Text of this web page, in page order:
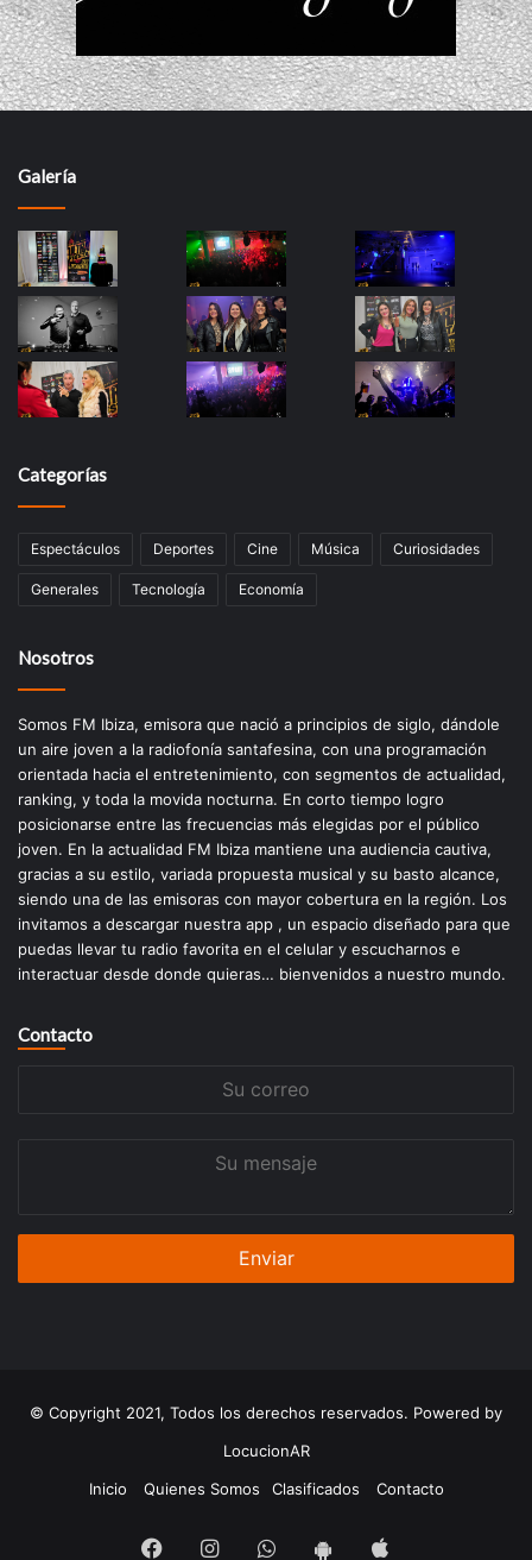
Galería
Categorías
Espectáculos Deportes Cine Música Curiosidades
Generales Tecnología Economía
Nosotros
Somos FM Ibiza, emisora que nació a principios de siglo, dándole
un aire joven a la radiofonía santafesina, con una programación
orientada hacia el entretenimiento, con segmentos de actualidad,
ranking, y toda la movida nocturna. En corto tiempo logro
posicionarse entre las frecuencias más elegidas por el público
joven. En la actualidad FM Ibiza mantiene una audiencia cautiva,
gracias a su estilo, variada propuesta musical y su basto alcance,
siendo una de las emisoras con mayor cobertura en la región. Los
invitamos a descargar nuestra app , un espacio diseñado para que
puedas llevar tu radio favorita en el celular y escucharnos e
interactuar desde donde quieras… bienvenidos a nuestro mundo.
Contacto
© Copyright 2021, Todos los derechos reservados. Powered by
LocucionAR
Inicio
Quienes Somos Clasificados Contacto
FacebookInstagramWhatsapp